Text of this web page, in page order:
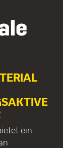
ein